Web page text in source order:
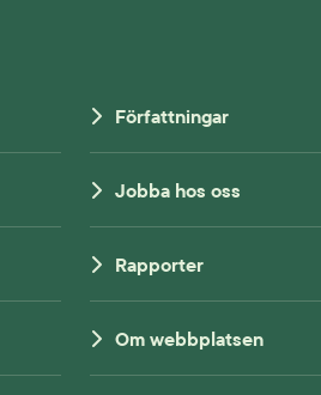
Författningar
Jobba hos oss
Rapporter
Om webbplatsen